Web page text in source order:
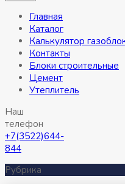
Главная
Каталог
Калькулятор
Контакты
Блоки строительные
Цемент
Утеплитель
Наш
телефон
+7(3522)644-
844
Рубрика